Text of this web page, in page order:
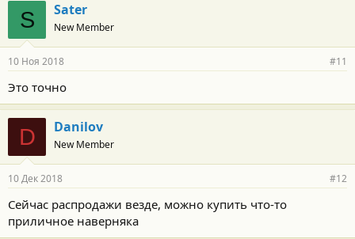
S Sater
New Member
10 Ноя 2018 #11
Это точно
D Danilov
New Member
10 Дек 2018 #12
Сейчас распродажи везде, можно купить что-то
приличное наверняка